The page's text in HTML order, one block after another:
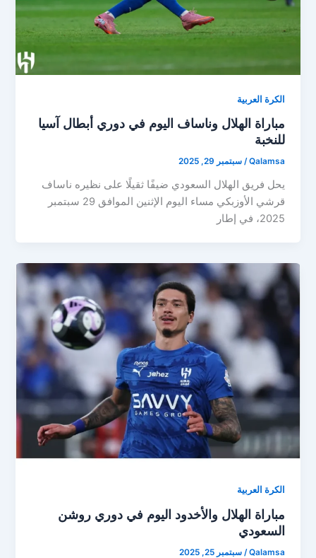
الكرة العربية
مباراة الهلال وناساف اليوم في دوري أبطال آسيا
للنخبة
Qalamsa
/سبتمبر 29, 2025
يحل فريق الهلال السعودي ضيفًا ثقيلًا على نظيره ناساف
قرشي الأوزبكي مساء اليوم الإثنين الموافق 29 سبتمبر
2025، في إطار
الكرة العربية
مباراة الهلال والأخدود اليوم في دوري روشن
السعودي
Qalamsa
/سبتمبر 25, 2025